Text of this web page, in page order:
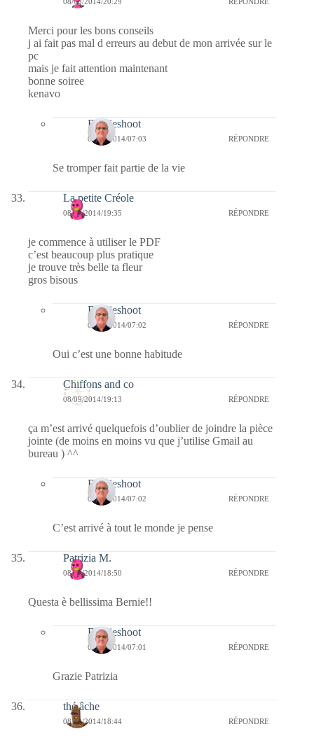
Merci pour les bons conseils
j ai fait pas mal d erreurs au debut de mon arrivée sur le
pc
mais je fait attention maintenant
bonne soiree
kenavo
Bernieshoot
09/09/2014/07:03 RÉPONDRE
Se tromper fait partie de la vie
La petite Créole
08/09/2014/19:35 RÉPONDRE
je commence à utiliser le PDF
c’est beaucoup plus pratique
je trouve très belle ta fleur
gros bisous
Bernieshoot
09/09/2014/07:02 RÉPONDRE
Oui c’est une bonne habitude
Chiffons and co
08/09/2014/19:13 RÉPONDRE
ça m’est arrivé quelquefois d’oublier de joindre la pièce
jointe (de moins en moins vu que j’utilise Gmail au
bureau ) ^^
Bernieshoot
09/09/2014/07:02 RÉPONDRE
C’est arrivé à tout le monde je pense
Patrizia M.
08/09/2014/18:50 RÉPONDRE
Questa è bellissima Bernie!!
Bernieshoot
09/09/2014/07:01 RÉPONDRE
Grazie Patrizia
thé âche
08/09/2014/18:44 RÉPONDRE